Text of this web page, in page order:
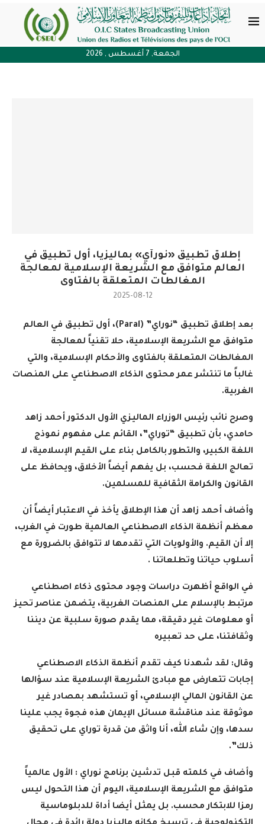
الجمعة, 7 أغسطس , 2026
إطلاق تطبيق «نورآي» بماليزيا، أول تطبيق في
العالم متوافق مع الشريعة الإسلامية لمعالجة
المغالطات المتعلقة بالفتاوى
2025-08-12
بعد إطلاق تطبيق “نوراي” (Paral)، أول تطبيق في العالم
متوافق مع الشريعة الإسلامية، حلا تقنياً لمعالجة
المغالطات المتعلقة بالفتاوى والأحكام الإسلامية، والتي
غالباً ما تنتشر عمر محتوى الذكاء الاصطناعي على المنصات
الغربية.
وصرح نائب رئيس الوزراء الماليزي الأول الدكتور أحمد زاهد
حامدي، بأن تطبيق “توراي”، القائم على مفهوم نموذج
اللغة الكبير، والتطور بالكامل بناء على القيم الإسلامية، لا
تعالج اللغة فحسب، بل يفهم أيضاً الأخلاق، ويحافظ على
القانون والكرامة الثقافية للمسلمين.
وأضاف أحمد زاهد أن هذا الإطلاق يأخذ في الاعتبار أيضاً أن
معظم أنظمة الذكاء الاصطناعي العالمية طورت في الغرب،
إلا أن القيم. والأولويات التي تقدمها لا تتوافق بالضرورة مع
أسلوب حياتنا وتطلعاتنا .
في الواقع أظهرت دراسات وجود محتوى ذكاء اصطناعي
مرتبط بالإسلام على المنصات الغربية، يتضمن عناصر تحيز
أو معلومات غير دقيقة، مما يقدم صورة سلبية عن ديننا
وثقافتنا، على حد تعبيره
وقال: لقد شهدنا كيف تقدم أنظمة الذكاء الاصطناعي
إجابات تتعارض مع مبادئ الشريعة الإسلامية عند سؤالها
عن القانون المالي الإسلامي، أو تستشهد بمصادر غير
موثوقة عند مناقشة مسائل الإيمان هذه فجوة يجب علينا
سدها، وإن شاء الله، أنا واثق من قدرة توراي على تحقيق
ذلك”.
وأضاف في كلمته قبل تدشين برنامج نوراي : الأول عالمياً
متوافق مع الشريعة الإسلامية، اليوم أن هذا التحول ليس
رمزا للابتكار محسب. بل يمثل أيضا أداة للدبلوماسية